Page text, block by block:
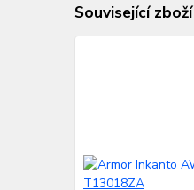
Související zboží